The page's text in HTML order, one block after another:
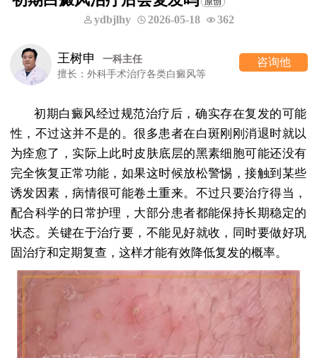
ydbjlhy 2026-05-18 362
王树申
一科主任
擅长：外科手术治疗各类白癜风等
咨询他
初期白癜风经过规范治疗后，确实存在复发的可能
性，不过这并不是的。很多患者在白斑刚刚消退时就以
为痊愈了，实际上此时皮肤底层的黑素细胞可能还没有
完全恢复正常功能，如果这时候放松警惕，接触到某些
诱发因素，病情很可能卷土重来。不过只要治疗得当，
配合科学的日常护理，大部分患者都能保持长期稳定的
状态。关键在于治疗要，不能见好就收，同时要做好巩
固治疗和定期复查，这样才能有效降低复发的概率。